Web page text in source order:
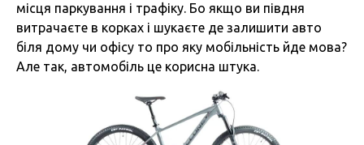
місця паркування і трафіку. Бо якщо ви півдня
витрачаєте в корках і шукаєте де залишити авто
біля дому чи офісу то про яку мобільність йде мова?
Але так, автомобіль це корисна штука.